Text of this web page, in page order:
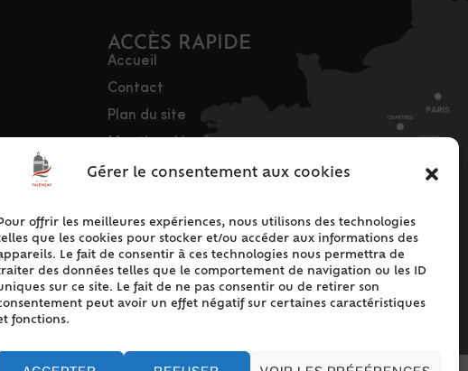
Gérer le consentement aux cookies
offrir les meilleures expériences, nous utilisons des technologies
que les cookies pour stocker et/ou accéder aux informations des
Le fait de consentir à ces technologies nous permettra de
des données telles que le comportement de navigation ou les ID
sur ce site. Le fait de ne pas consentir ou de retirer son
peut avoir un effet négatif sur certaines caractéristiques
fonctions.
ACCÈS RAPIDE
Accueil
Contact
Plan du site
Mentions légales
Traitement des
Politique de cookies
(UE)